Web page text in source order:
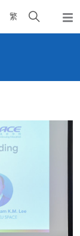
繁
开
弹
出